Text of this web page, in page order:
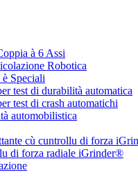
à 6 Assi
Robotica
Speciali
test di durabilità automatica
test di crash automatichi
automobilistica
cù cuntrollu di forza
di forza radiale iGrinder®